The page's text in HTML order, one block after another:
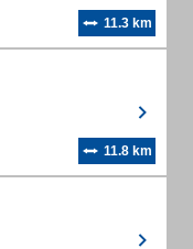
11.3 km
11.8 km